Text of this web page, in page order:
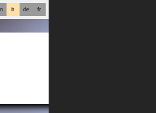
fr
de
it